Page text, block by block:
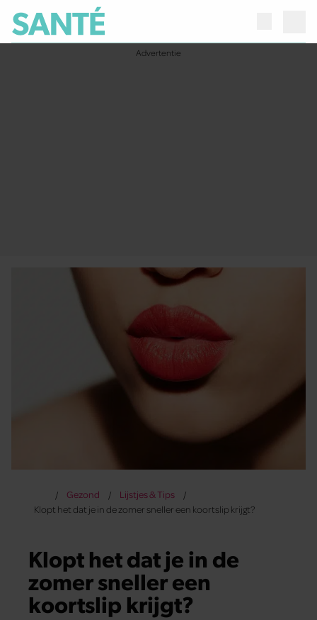
Gezond
Lijstjes & Tips
Klopt het dat je in de zomer sneller een koortslip krijgt?
Klopt het dat je in de
zomer sneller een
koortslip krijgt?